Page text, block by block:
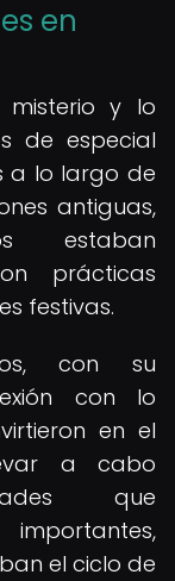
en
y lo
de especial
a lo largo de
antiguas,
estaban
prácticas
festivas.
con su
con lo
en el
a cabo
que
el ciclo de